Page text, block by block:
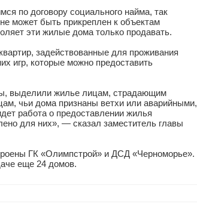
по договору социального найма, так
может быть прикреплен к объектам
эти жилые дома только продавать.
задействованные для проживания
игр, которые можно предоставить
выделили жилье лицам, страдающим
чьи дома признаны ветхи или аварийными,
работа о предоставлении жилья
для них», — сказал заместитель главы
ГК «Олимпстрой» и ДСД «Черноморье».
еще 24 домов.